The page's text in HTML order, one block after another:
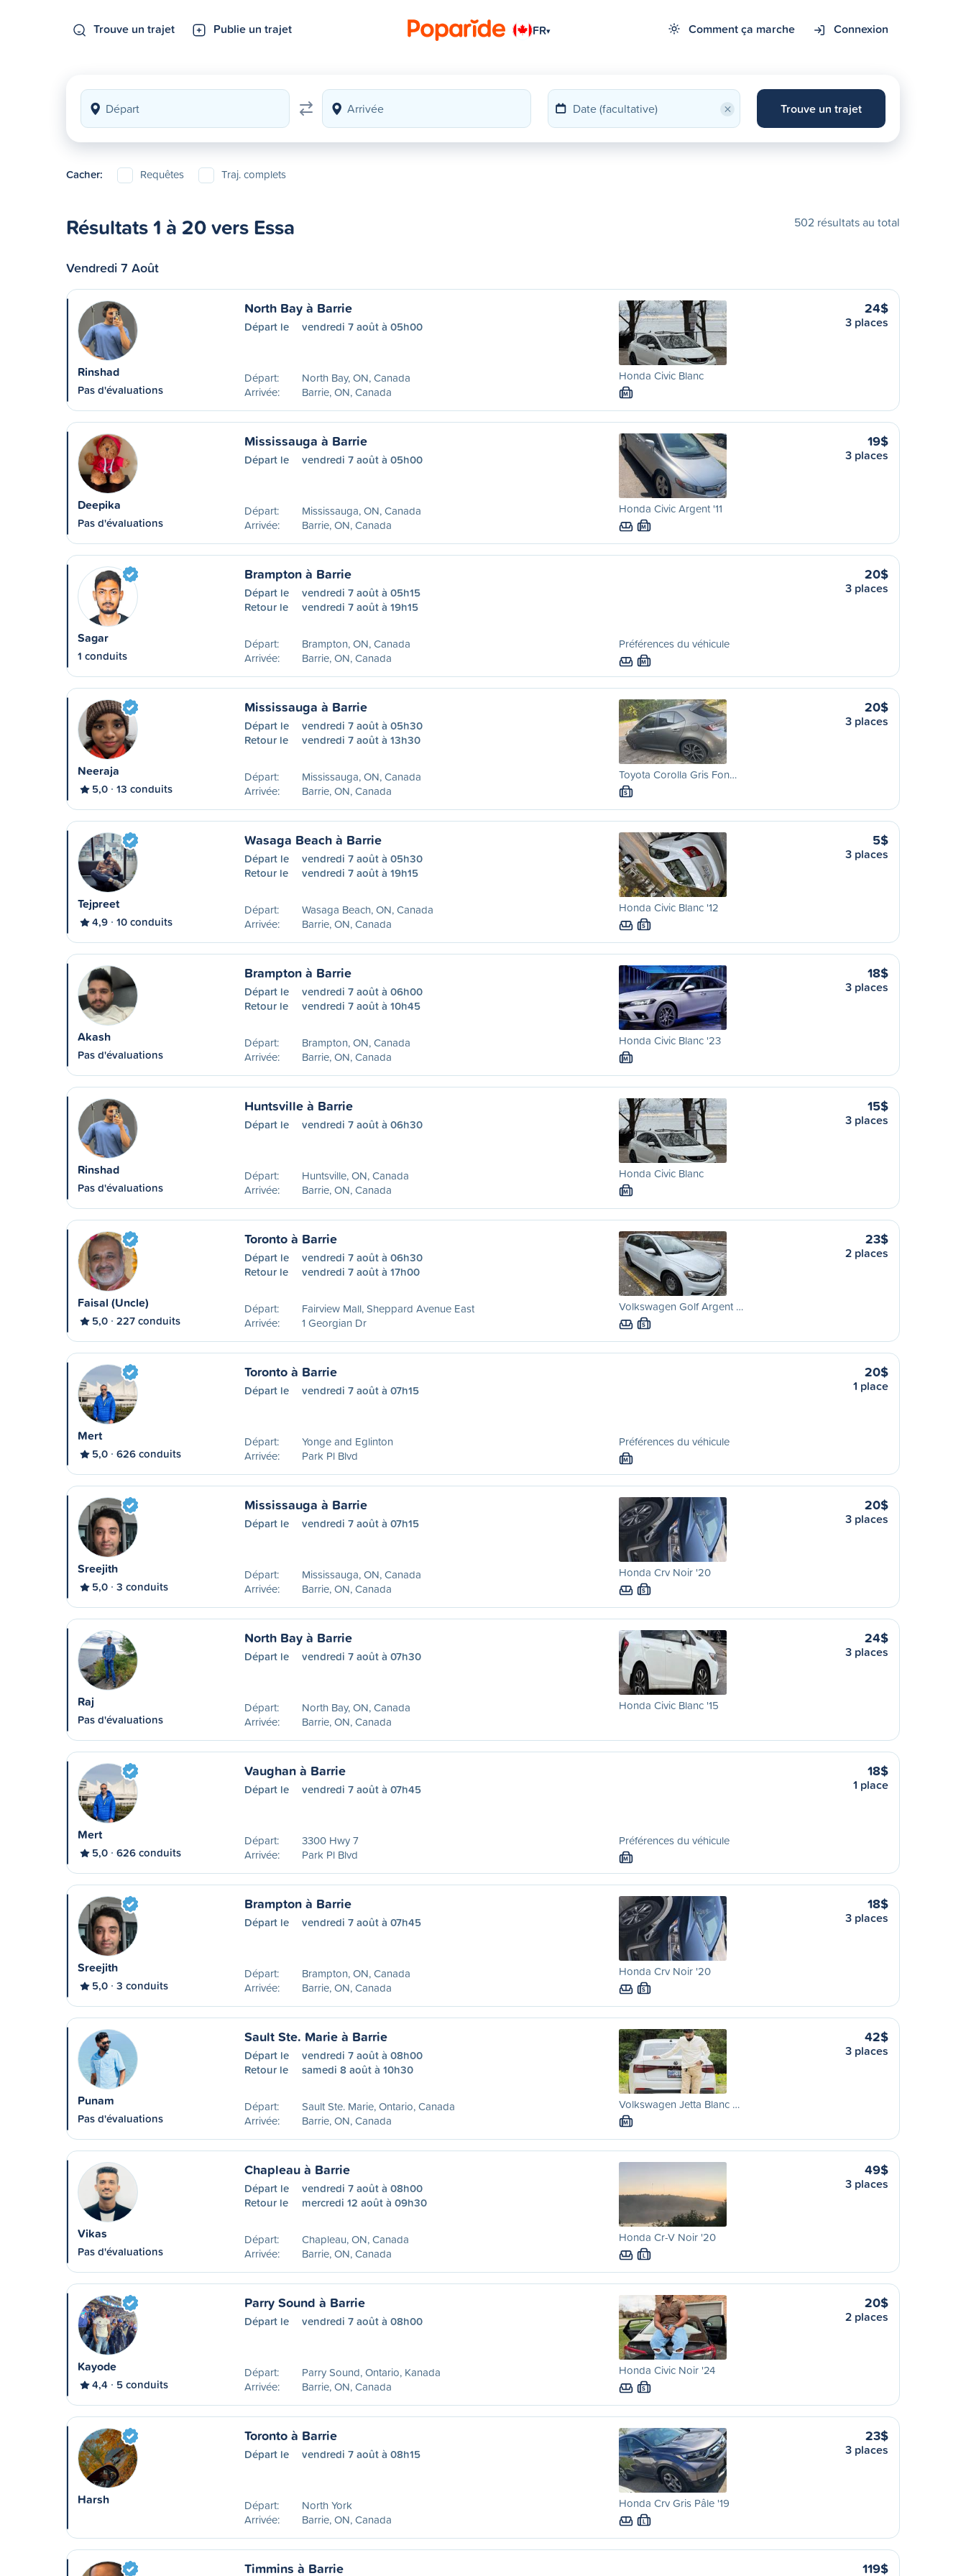
Trouve un trajet Publie un trajet FR▾ Comment ça marche Connexion
× Trouve un trajet
Cacher: Requêtes Traj. complets
Résultats 1 à 20 vers Essa 502 résultats au total
Vendredi 7 Août
Rinshad
Pas d'évaluations
North Bay à Barrie
Départ le vendredi 7 août à 05h00
Départ:
North Bay, ON, Canada
Arrivée:
Barrie, ON, Canada
Honda Civic Blanc
M
24$
3 places
Deepika
Pas d'évaluations
Mississauga à Barrie
Départ le vendredi 7 août à 05h00
Départ:
Mississauga, ON, Canada
Arrivée:
Barrie, ON, Canada
Honda Civic Argent '11
M
19$
3 places
Sagar
1 conduits
Brampton à Barrie
Départ le
vendredi 7 août à 05h15
Retour le
vendredi 7 août à 19h15
Départ:
Brampton, ON, Canada
Arrivée:
Barrie, ON, Canada
Préférences du véhicule
M
20$
3 places
Neeraja
5,0 13 conduits
Mississauga à Barrie
Départ le
vendredi 7 août à 05h30
Retour le
vendredi 7 août à 13h30
Départ:
Mississauga, ON, Canada
Arrivée:
Barrie, ON, Canada
Toyota Corolla Gris Fon…
S
20$
3 places
Tejpreet
4,9 10 conduits
Wasaga Beach à Barrie
Départ le
vendredi 7 août à 05h30
Retour le
vendredi 7 août à 19h15
Départ:
Wasaga Beach, ON, Canada
Arrivée:
Barrie, ON, Canada
Honda Civic Blanc '12
S
5$
3 places
Akash
Pas d'évaluations
Brampton à Barrie
Départ le
vendredi 7 août à 06h00
Retour le
vendredi 7 août à 10h45
Départ:
Brampton, ON, Canada
Arrivée:
Barrie, ON, Canada
Honda Civic Blanc '23
M
18$
3 places
Rinshad
Pas d'évaluations
Huntsville à Barrie
Départ le vendredi 7 août à 06h30
Départ:
Huntsville, ON, Canada
Arrivée:
Barrie, ON, Canada
Honda Civic Blanc
M
15$
3 places
Faisal (Uncle)
5,0 227 conduits
Toronto à Barrie
Départ le
vendredi 7 août à 06h30
Retour le
vendredi 7 août à 17h00
Départ:
Fairview Mall, Sheppard Avenue East
Arrivée:
1 Georgian Dr
Volkswagen Golf Argent …
S
23$
2 places
Mert
5,0 626 conduits
Toronto à Barrie
Départ le vendredi 7 août à 07h15
Départ:
Yonge and Eglinton
Arrivée:
Park Pl Blvd
Préférences du véhicule
M
20$
1 place
Sreejith
5,0 3 conduits
Mississauga à Barrie
Départ le vendredi 7 août à 07h15
Départ:
Mississauga, ON, Canada
Arrivée:
Barrie, ON, Canada
Honda Crv Noir '20
S
20$
3 places
Raj
Pas d'évaluations
North Bay à Barrie
Départ le vendredi 7 août à 07h30
Départ:
North Bay, ON, Canada
Arrivée:
Barrie, ON, Canada
Honda Civic Blanc '15
24$
3 places
Mert
5,0 626 conduits
Vaughan à Barrie
Départ le vendredi 7 août à 07h45
Départ:
3300 Hwy 7
Arrivée:
Park Pl Blvd
Préférences du véhicule
M
18$
1 place
Sreejith
5,0 3 conduits
Brampton à Barrie
Départ le vendredi 7 août à 07h45
Départ:
Brampton, ON, Canada
Arrivée:
Barrie, ON, Canada
Honda Crv Noir '20
S
18$
3 places
Punam
Pas d'évaluations
Sault Ste. Marie à Barrie
Départ le
vendredi 7 août à 08h00
Retour le
samedi 8 août à 10h30
Départ:
Sault Ste. Marie, Ontario, Canada
Arrivée:
Barrie, ON, Canada
Volkswagen Jetta Blanc …
M
42$
3 places
Vikas
Pas d'évaluations
Chapleau à Barrie
Départ le
vendredi 7 août à 08h00
Retour le
mercredi 12 août à 09h30
Départ:
Chapleau, ON, Canada
Arrivée:
Barrie, ON, Canada
Honda Cr-V Noir '20
L
49$
3 places
Kayode
4,4 5 conduits
Parry Sound à Barrie
Départ le vendredi 7 août à 08h00
Départ:
Parry Sound, Ontario, Kanada
Arrivée:
Barrie, ON, Canada
Honda Civic Noir '24
S
20$
2 places
Harsh
Toronto à Barrie
Départ le vendredi 7 août à 08h15
Départ:
North York
Arrivée:
Barrie, ON, Canada
Honda Crv Gris Pâle '19
L
23$
3 places
Timmins à Barrie 119$